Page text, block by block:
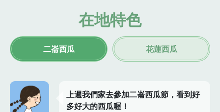
在地特色
二崙西瓜 花蓮西瓜
上週我們家去參加二崙西瓜節，看到好
多好大的西瓜喔！